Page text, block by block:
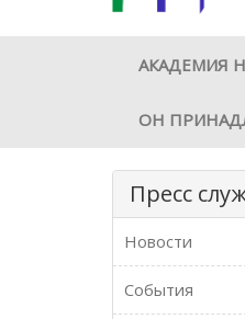
АКАДЕМИЯ
ОН
Пресс
Новости
События